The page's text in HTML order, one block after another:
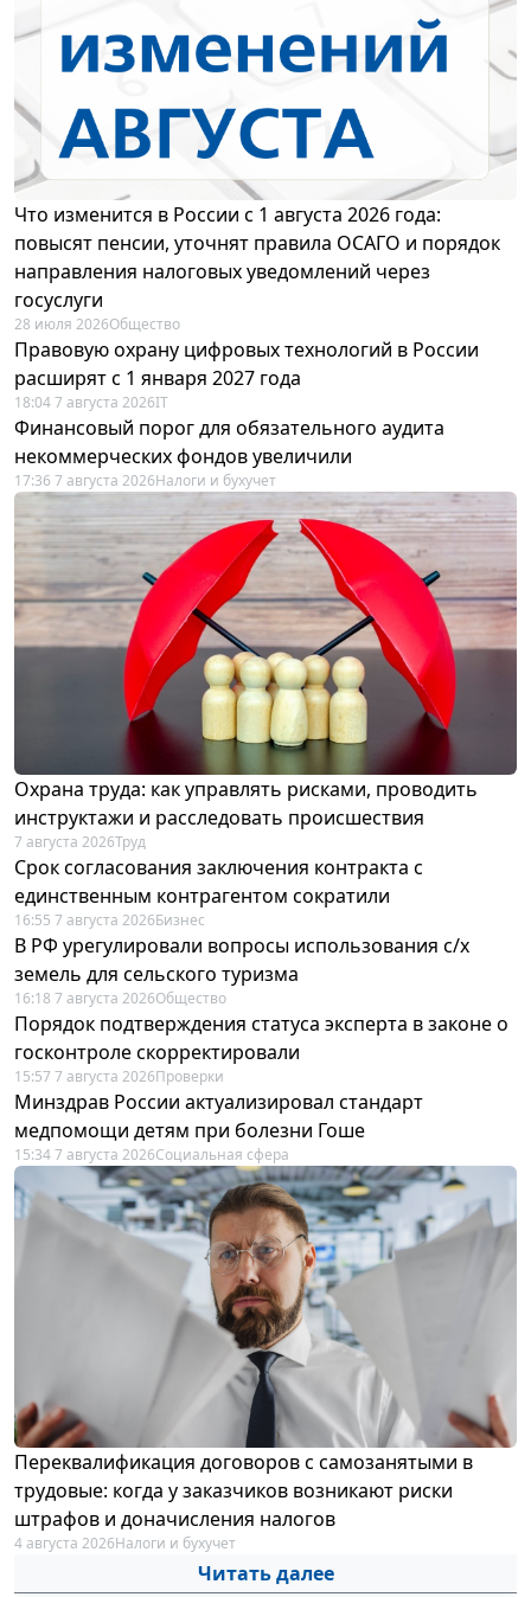
Что изменится в России с 1 августа 2026 года:
повысят пенсии, уточнят правила ОСАГО и порядок
направления налоговых уведомлений через
госуслуги
28 июля 2026Общество
Правовую охрану цифровых технологий в России
расширят с 1 января 2027 года
18:04 7 августа 2026IT
Финансовый порог для обязательного аудита
некоммерческих фондов увеличили
17:36 7 августа 2026Налоги и бухучет
Охрана труда: как управлять рисками, проводить
инструктажи и расследовать происшествия
7 августа 2026Труд
Срок согласования заключения контракта с
единственным контрагентом сократили
16:55 7 августа 2026Бизнес
В РФ урегулировали вопросы использования с/х
земель для сельского туризма
16:18 7 августа 2026Общество
Порядок подтверждения статуса эксперта в законе о
госконтроле скорректировали
15:57 7 августа 2026Проверки
Минздрав России актуализировал стандарт
медпомощи детям при болезни Гоше
15:34 7 августа 2026Социальная сфера
Переквалификация договоров с самозанятыми в
трудовые: когда у заказчиков возникают риски
штрафов и доначисления налогов
4 августа 2026Налоги и бухучет
Читать далее